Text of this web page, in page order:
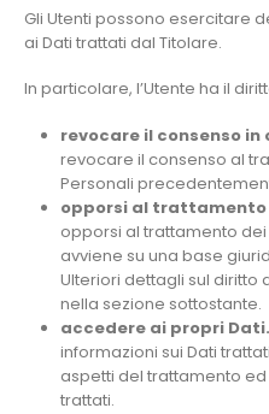
Gli Utenti possono esercitare
ai Dati trattati dal Titolare.
In particolare, l’Utente ha il
revocare il consenso in
revocare il consenso al
Personali
opporsi al trattamento
opporsi al trattamento
avviene su una base
Ulteriori dettagli sul diritto
nella sezione sottostante.
accedere ai propri Dati.
informazioni sui Dati
aspetti del trattamento
trattati.